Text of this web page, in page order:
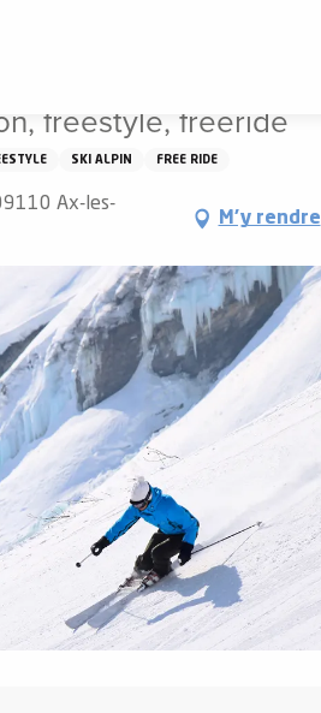
freestyle, freeride
SKI ALPIN FREE RIDE
Ax-les-
M'y rendre